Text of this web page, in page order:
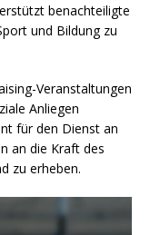
benachteiligte
und Bildung zu
Veranstaltungen
Anliegen
für den Dienst an
an die Kraft des
zu erheben.